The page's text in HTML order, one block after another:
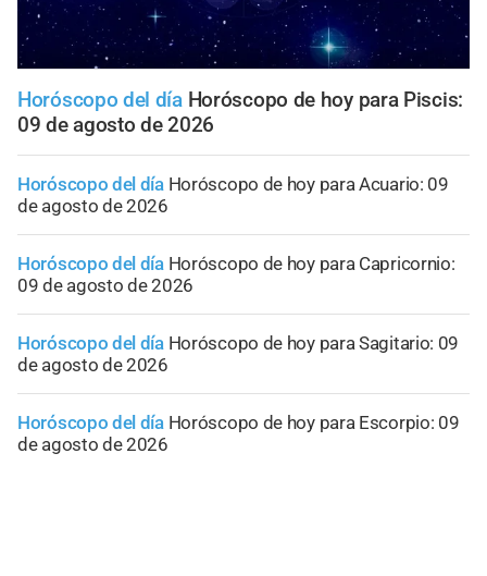
Horóscopo del día Horóscopo de hoy para Piscis:
09 de agosto de 2026
Horóscopo del día Horóscopo de hoy para Acuario: 09
de agosto de 2026
Horóscopo del día Horóscopo de hoy para Capricornio:
09 de agosto de 2026
Horóscopo del día Horóscopo de hoy para Sagitario: 09
de agosto de 2026
Horóscopo del día Horóscopo de hoy para Escorpio: 09
de agosto de 2026